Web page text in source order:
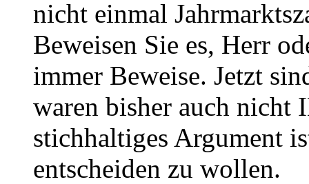
nicht einmal
Beweisen Sie es, Herr
immer Beweise. Jetzt
waren bisher auch nicht
stichhaltiges Argument
entscheiden zu wollen.